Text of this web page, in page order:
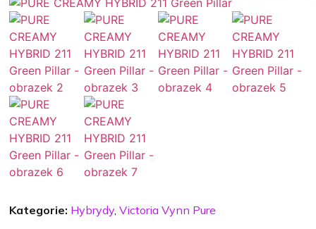
Kategorie: Hybrydy,Victoria Vynn Pure